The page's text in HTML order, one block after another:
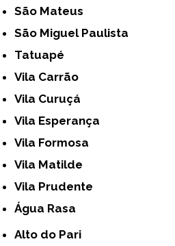
São Mateus
São Miguel Paulista
Tatuapé
Vila Carrão
Vila Curuçá
Vila Esperança
Vila Formosa
Vila Matilde
Vila Prudente
Água Rasa
Alto do Pari